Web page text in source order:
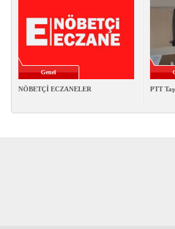
Genel
NÖBETÇİ ECZANELER PTT